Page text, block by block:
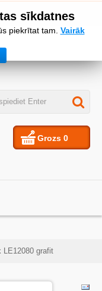
sīkdatnes
piekrītat tam. Vairāk
Grozs 0
LE12080 grafit